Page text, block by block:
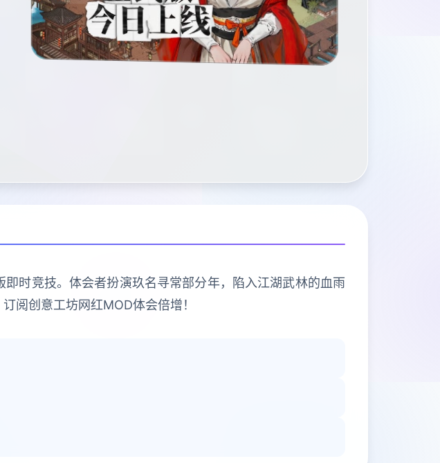
时竞技。体会者扮演玖名寻常部分年，陷入江湖武林的血雨
阅创意工坊网红MOD体会倍增！